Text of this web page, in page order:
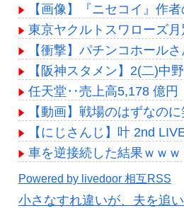
【画像】『ニセコイ』作
東京ヤクルトスワローズ
【衝撃】パチンコホール
【阪神スタメン】2(二)
任天堂‥売上高5,178 億円
【動画】戦場のはずなの
【にじさんじ】叶 2nd
車を逆接続した結果ｗｗ
Powered by livedoor 相互RSS
小さなすれ違いが、夫を追